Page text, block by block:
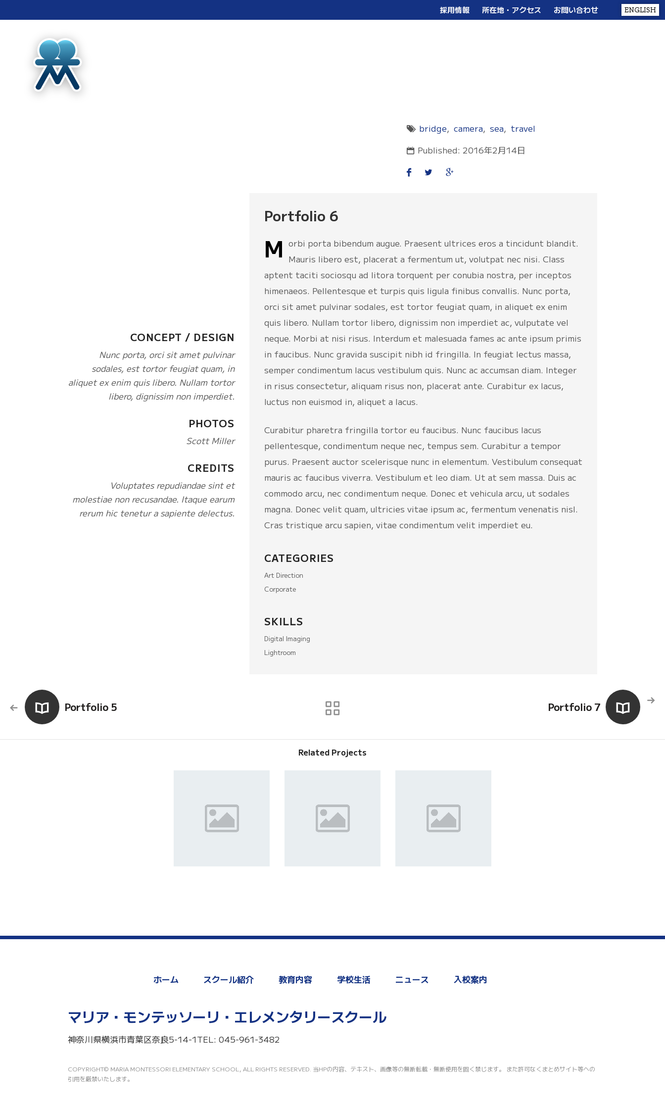
採用情報 所在地・アクセス お問い合わせ
bridge, camera, sea, travel
Published: 2016年2月14日
Portfolio 6
M orbi porta bibendum augue. Praesent ultrices eros a tincidunt blandit.
Mauris libero est, placerat a fermentum ut, volutpat nec nisi. Class
aptent taciti sociosqu ad litora torquent per conubia nostra, per inceptos
himenaeos. Pellentesque et turpis quis ligula finibus convallis. Nunc porta,
orci sit amet pulvinar sodales, est tortor feugiat quam, in aliquet ex enim
quis libero. Nullam tortor libero, dignissim non imperdiet ac, vulputate vel
neque. Morbi at nisi risus. Interdum et malesuada fames ac ante ipsum primis
in faucibus. Nunc gravida suscipit nibh id fringilla. In feugiat lectus massa,
semper condimentum lacus vestibulum quis. Nunc ac accumsan diam. Integer
in risus consectetur, aliquam risus non, placerat ante. Curabitur ex lacus,
luctus non euismod in, aliquet a lacus.
Curabitur pharetra fringilla tortor eu faucibus. Nunc faucibus lacus
pellentesque, condimentum neque nec, tempus sem. Curabitur a tempor
purus. Praesent auctor scelerisque nunc in elementum. Vestibulum consequat
mauris ac faucibus viverra. Vestibulum et leo diam. Ut at sem massa. Duis ac
commodo arcu, nec condimentum neque. Donec et vehicula arcu, ut sodales
magna. Donec velit quam, ultricies vitae ipsum ac, fermentum venenatis nisl.
Cras tristique arcu sapien, vitae condimentum velit imperdiet eu.
CATEGORIES
Art Direction
Corporate
SKILLS
Digital Imaging
Lightroom
CONCEPT / DESIGN
Nunc porta, orci sit amet pulvinar
sodales, est tortor feugiat quam, in
aliquet ex enim quis libero. Nullam tortor
libero, dignissim non imperdiet.
PHOTOS
Scott Miller
CREDITS
Voluptates repudiandae sint et
molestiae non recusandae. Itaque earum
rerum hic tenetur a sapiente delectus.
Portfolio 5 Portfolio 7
Related Projects
ENGLISH
ホーム スクール紹介 教育内容 学校生活 ニュース 入校案内
マリア・モンテッソーリ・エレメンタリースクール
神奈川県横浜市青葉区奈良5-14-1TEL: 045-961-3482
COPYRIGHT© MARIA MONTESSORI ELEMENTARY SCHOOL, ALL RIGHTS RESERVED. 当HPの内容、テキスト、画像等の無断転載・無断使用を固く禁じます。 また許可なくまとめサイト等への
引用を厳禁いたします。